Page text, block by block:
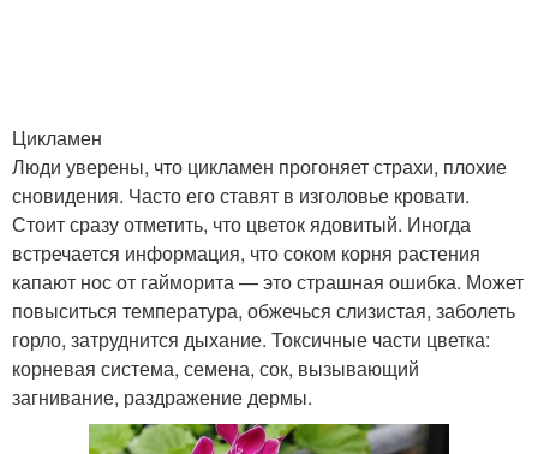
Цикламен
Люди уверены, что цикламен прогоняет страхи, плохие
сновидения. Часто его ставят в изголовье кровати.
Стоит сразу отметить, что цветок ядовитый. Иногда
встречается информация, что соком корня растения
капают нос от гайморита — это страшная ошибка. Может
повыситься температура, обжечься слизистая, заболеть
горло, затруднится дыхание. Токсичные части цветка:
корневая система, семена, сок, вызывающий
загнивание, раздражение дермы.